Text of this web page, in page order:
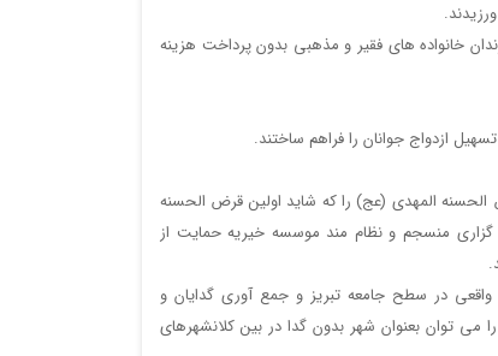
خانواده هاي فقير و مذهبي بدون پرداخت هزينه
ازدواج جوانان را فراهم ساختند.
قرض الحسنه المهدي (عج) را كه شايد اولين قرض الحسنه
نمودند و بلافاصله در پايان دهه 40 اقدام به پايه گزاري منسجم و نظام مند موسسه خيريه حمايت از
در سطح جامعه تبريز و جمع آوري گدايان و
مي توان بعنوان شهر بدون گدا در بين كلانشهرهاي